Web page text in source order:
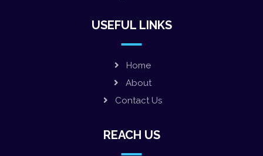
USEFUL LINKS
Home
About
Contact Us
REACH US